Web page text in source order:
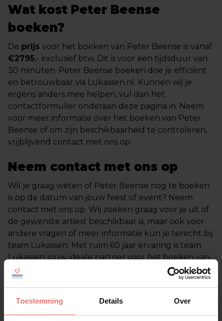
Toestemming Details Over
Wat kost Peter Beense
boeken?
De prijs voor het boeken van Peter Beense is vanaf
€2795,- exclusief btw. Dit is voor een tijdsduur van
30 minuten. Peter Beense boeken doe je efficiënt
en betrouwbaar via Lukassen.nl. Kunnen wij je
ergens anders mee helpen, vul dan het
contactformulier onderaan deze pagina in. Neem
voor meer informatie over het boeken van Peter
Beense of om zijn beschikbaarheid te controleren,
vrijblijvend contact met ons op.
Neem contact met ons op
Wil je graag weten of Peter Beense nog te boeken
is op de datum van jouw feest of event? Neem
contact met ons op. Wij zoeken graag voor je uit of
de gewenste artiest beschikbaar is, maar ook voor
andere vragen of meer informatie kun je terecht bij
team Lukassen. Met ruim 60 jaar ervaring is team
Lukassen jouw ideale partner voor het boeken van
artiesten, zangers, coverbands of DJ’s,. Wij zijn
telefonisch bereikbaar via 024 - 323 27 14 of stuur